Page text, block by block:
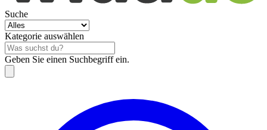
Suche
Kategorie auswählen
Geben Sie einen Suchbegriff ein.